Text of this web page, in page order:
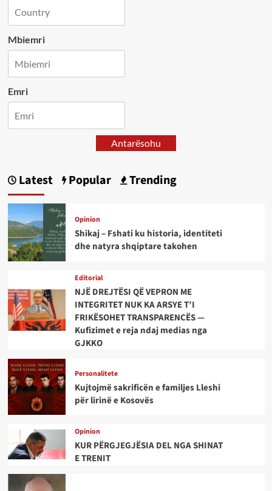
Mbiemri
Emri
Antarësohu
Latest Popular Trending
Opinion
Shikaj – Fshati ku historia, identiteti
dhe natyra shqiptare takohen
Editorial
NJË DREJTËSI QË VEPRON ME
INTEGRITET NUK KA ARSYE T’I
FRIKËSOHET TRANSPARENCËS —
Kufizimet e reja ndaj medias nga
GJKKO
Personalitete
Kujtojmë sakrificën e familjes Lleshi
për lirinë e Kosovës
Opinion
KUR PËRGJEGJËSIA DEL NGA SHINAT
E TRENIT